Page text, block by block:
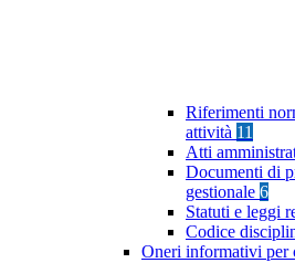
Riferimenti
attività 11
Atti
Documenti di
gestionale 6
Statuti e leggi
Codice
Oneri informativi per